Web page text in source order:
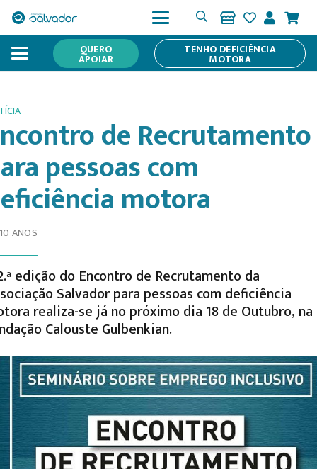
QUERO
APOIAR
TENHO DEFICIÊNCIA
MOTORA
de Recrutamento
pessoas com
motora
ANOS
edição do Encontro de Recrutamento da
Salvador para pessoas com deficiência
realiza-se já no próximo dia 18 de Outubro, na
Calouste Gulbenkian.